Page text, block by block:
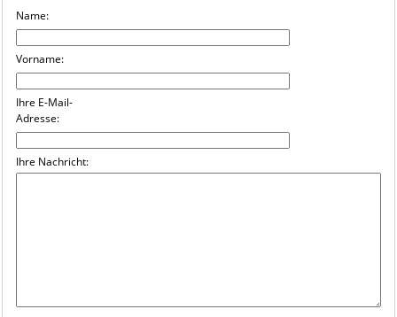
INTERNATIONAL
INTRANET
Name:
Vorname:
Ihre E-Mail-
Adresse:
Ihre Nachricht: